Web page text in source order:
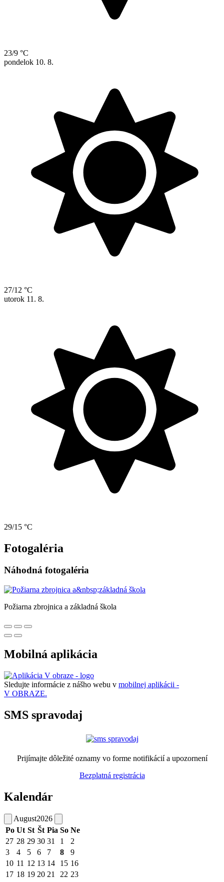
23/9 °C
pondelok 10. 8.
27/12 °C
utorok 11. 8.
29/15 °C
Fotogaléria
Náhodná fotogaléria
Požiarna zbrojnica a základná škola
Mobilná aplikácia
Sledujte informácie z nášho webu v mobilnej aplikácii -
V OBRAZE.
SMS spravodaj
Prijímajte dôležité oznamy vo forme notifikácií a upozornení
Bezplatná registrácia
Kalendár
August2026
Po Ut St Št Pia So Ne
27 28 29 30 31 1
2
3
4 5 6 7 8
9
10 11 12 13 14 15 16
17 18 19 20 21 22 23